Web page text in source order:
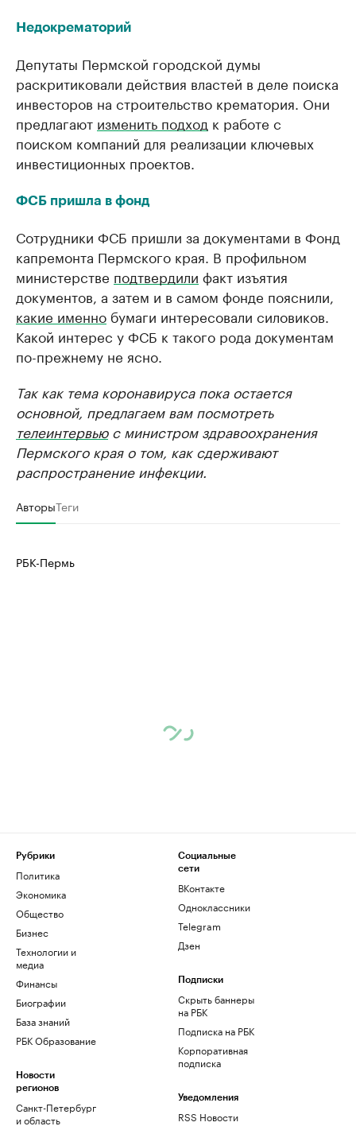
Недокрематорий
Депутаты Пермской городской думы
раскритиковали действия властей в деле поиска
инвесторов на строительство крематория. Они
предлагают изменить подход к работе с
поиском компаний для реализации ключевых
инвестиционных проектов.
ФСБ пришла в фонд
Сотрудники ФСБ пришли за документами в Фонд
капремонта Пермского края. В профильном
министерстве подтвердили факт изъятия
документов, а затем и в самом фонде пояснили,
какие именно бумаги интересовали силовиков.
Какой интерес у ФСБ к такого рода документам
по-прежнему не ясно.
Так как тема коронавируса пока остается
основной, предлагаем вам посмотреть
телеинтервьюс министром здравоохранения
Пермского края о том, как сдерживают
распространение инфекции.
АвторыТеги
РБК-Пермь
Рубрики
Политика
Экономика
Общество
Бизнес
Технологии и
медиа
Финансы
Биографии
База знаний
РБК Образование
Новости
регионов
Санкт-Петербург
и область
Социальные
сети
ВКонтакте
Одноклассники
Telegram
Дзен
Подписки
Скрыть баннеры
на РБК
Подписка на РБК
Корпоративная
подписка
Уведомления
RSS Новости